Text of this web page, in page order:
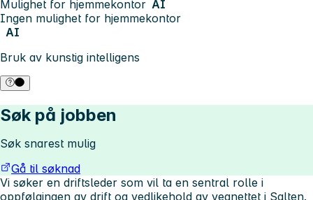
Mulighet for hjemmekontor AI
Ingen mulighet for hjemmekontor
AI
Bruk av kunstig intelligens
Søk på jobben
Søk snarest mulig
Gå til søknad
Vi søker en driftsleder som vil ta en sentral rolle i
oppfølgingen av drift og vedlikehold av vegnettet i Salten.